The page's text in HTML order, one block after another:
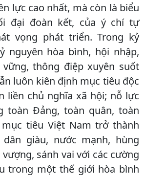
lực cao nhất, mà còn là biểu
đại đoàn kết, của ý chí tự
vọng phát triển. Trong kỷ
nguyên hòa bình, hội nhập,
thông điệp xuyên suốt
luôn kiên định mục tiêu độc
liền chủ nghĩa xã hội; nỗ lực
toàn Đảng, toàn quân, toàn
tiêu Việt Nam trở thành
giàu, nước mạnh, hùng
sánh vai với các cường
trong một thế giới hòa bình